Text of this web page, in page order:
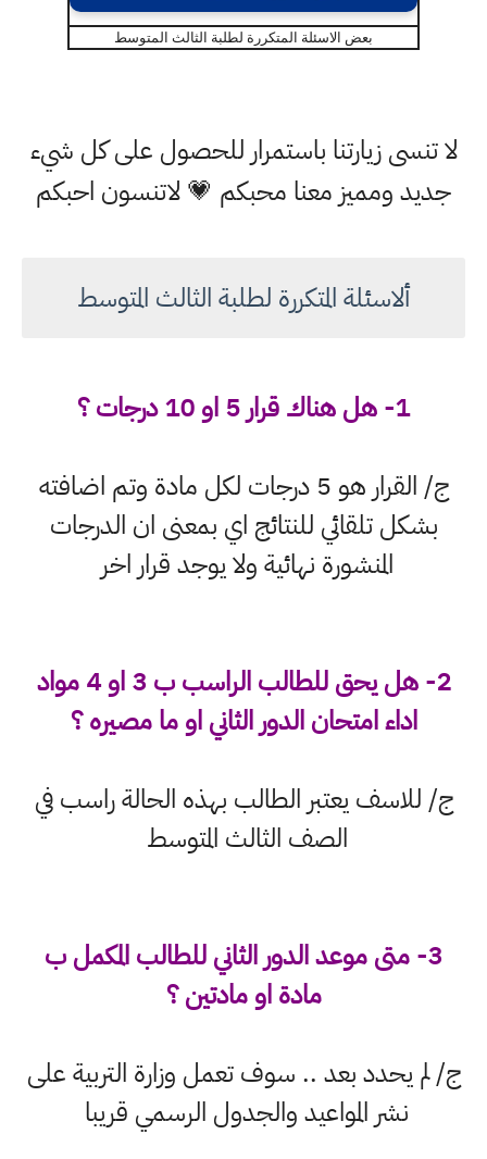
بعض الاسئلة المتكررة لطلبة الثالث المتوسط
لا تنسى زيارتنا باستمرار للحصول على كل شيء
جديد ومميز معنا محبكم 💗 لاتنسون احبكم
ألاسئلة المتكررة لطلبة الثالث المتوسط
1- هل هناك قرار 5 او 10 درجات ؟
ج/ القرار هو 5 درجات لكل مادة وتم اضافته
بشكل تلقائي للنتائج اي بمعنى ان الدرجات
المنشورة نهائية ولا يوجد قرار اخر
2- هل يحق للطالب الراسب ب 3 او 4 مواد
اداء امتحان الدور الثاني او ما مصيره ؟
ج/ للاسف يعتبر الطالب بهذه الحالة راسب في
الصف الثالث المتوسط
3- متى موعد الدور الثاني للطالب المكمل ب
مادة او مادتين ؟
ج/ لم يحدد بعد .. سوف تعمل وزارة التربية على
نشر المواعيد والجدول الرسمي قريبا